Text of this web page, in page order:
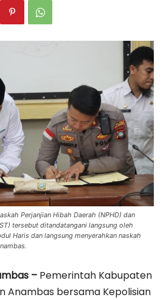
Perjanjian Hibah Daerah (NPHD) dan
tersebut ditandatangani langsung oleh
Haris dan langsung menyerahkan naskah
– Pemerintah Kabupaten
Anambas bersama Kepolisian